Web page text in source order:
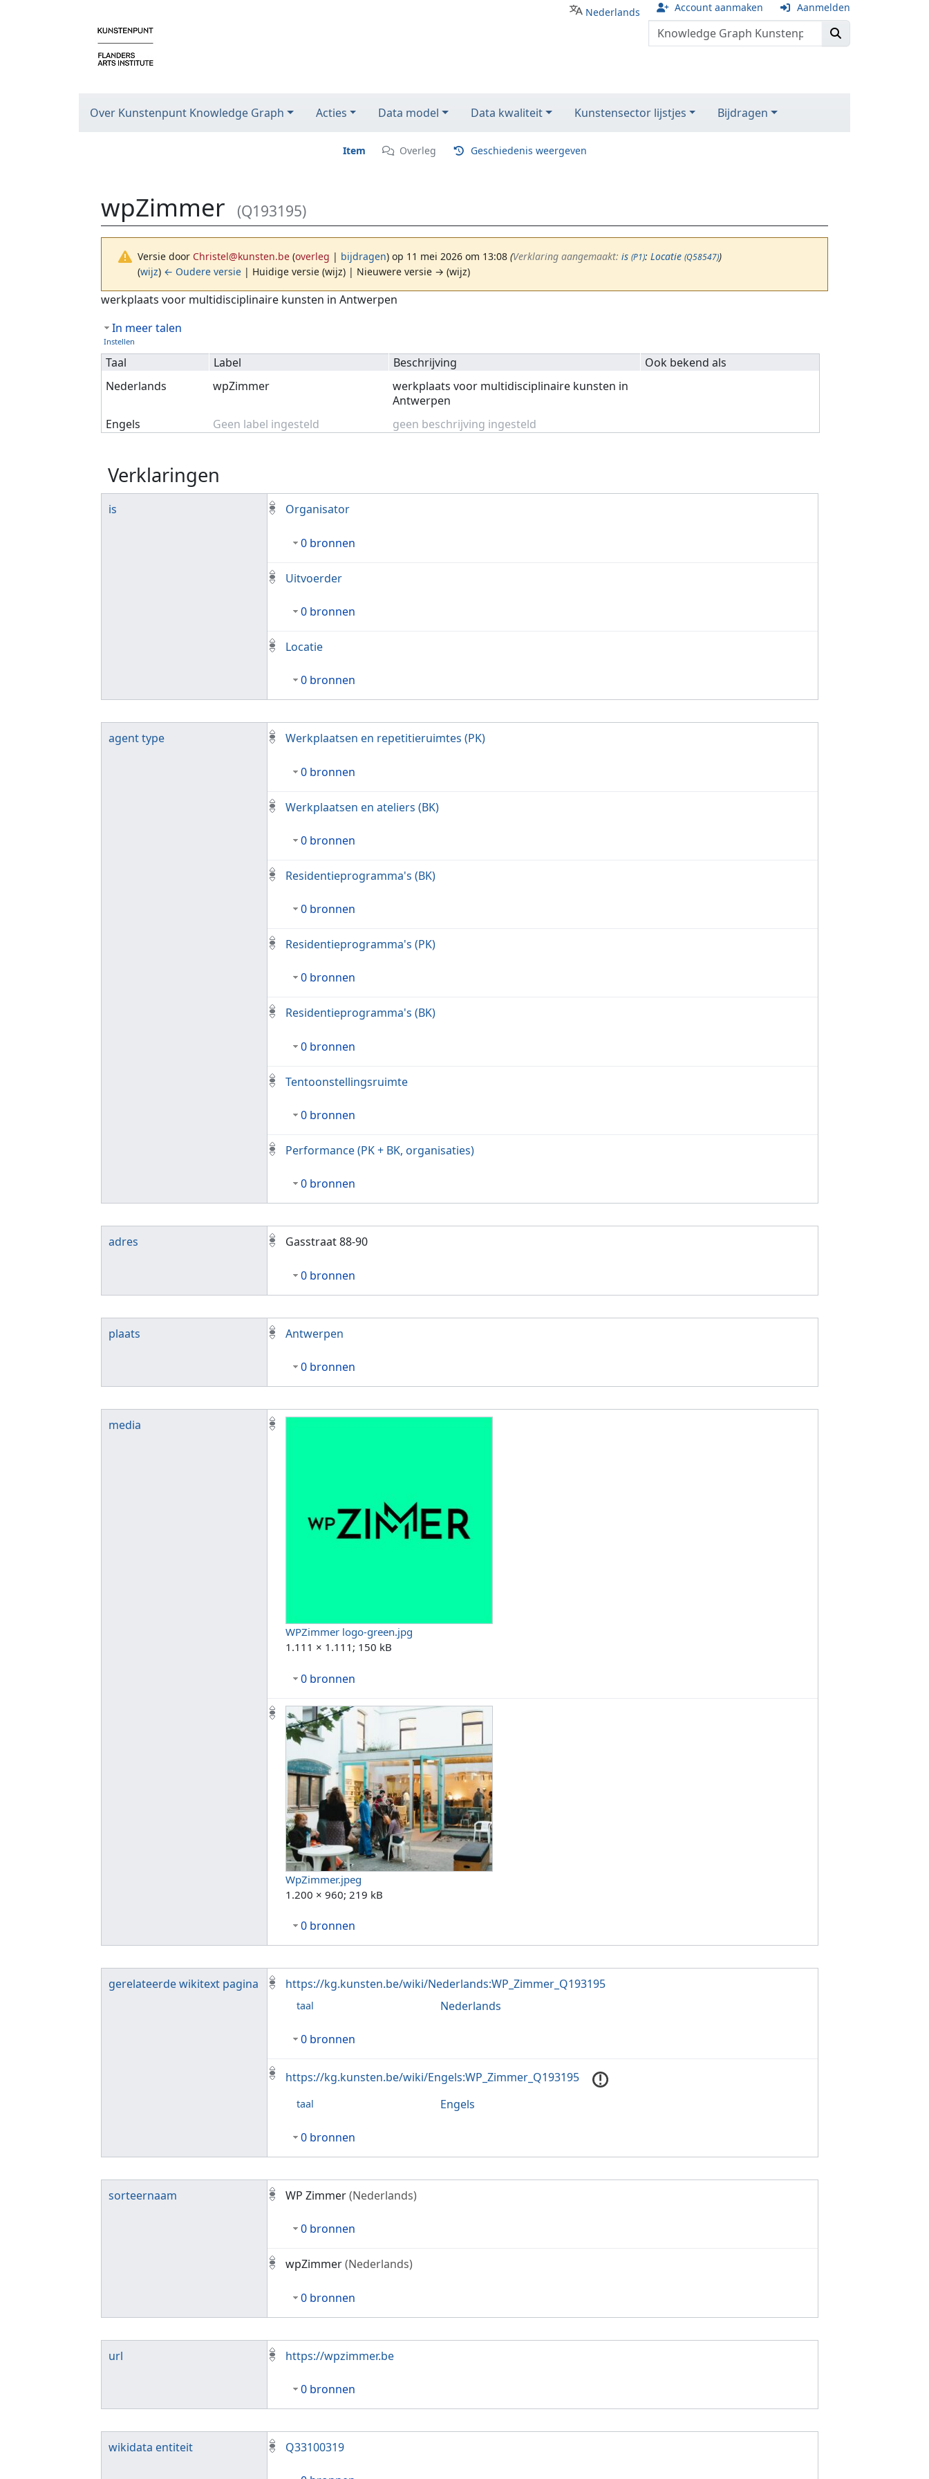
Nederlands Account aanmaken Aanmelden
Over Kunstenpunt Knowledge Graph Acties Data model Data kwaliteit Kunstensector lijstjes Bijdragen
Item Overleg Geschiedenis weergeven
wpZimmer (Q193195)
Versie door Christel@kunsten.be (overleg | bijdragen) op 11 mei 2026 om 13:08 (‎Verklaring aangemaakt: is (P1): Locatie (Q58547))
(wijz) ← Oudere versie | Huidige versie (wijz) | Nieuwere versie → (wijz)
Ga naar:navigatie,zoeken
werkplaats voor multidisciplinaire kunsten in Antwerpen
In meer talen
Instellen
Taal Label Beschrijving
Ook bekend als
Nederlands
wpZimmer
werkplaats voor multidisciplinaire kunsten in
Antwerpen
Engels
Geen label ingesteld geen beschrijving ingesteld
Verklaringen
is Organisator
0 bronnen
Uitvoerder
0 bronnen
Locatie
0 bronnen
agent type Werkplaatsen en repetitieruimtes (PK)
0 bronnen
Werkplaatsen en ateliers (BK)
0 bronnen
Residentieprogramma's (BK)
0 bronnen
Residentieprogramma's (PK)
0 bronnen
Residentieprogramma's (BK)
0 bronnen
Tentoonstellingsruimte
0 bronnen
Performance (PK + BK, organisaties)
0 bronnen
adres Gasstraat 88-90
0 bronnen
plaats Antwerpen
0 bronnen
media
WPZimmer logo-green.jpg
1.111 × 1.111; 150 kB
0 bronnen
WpZimmer.jpeg
1.200 × 960; 219 kB
0 bronnen
gerelateerde wikitext pagina https://kg.kunsten.be/wiki/Nederlands:WP_Zimmer_Q193195
taal Nederlands
0 bronnen
https://kg.kunsten.be/wiki/Engels:WP_Zimmer_Q193195
taal Engels
0 bronnen
sorteernaam WP Zimmer(Nederlands)
0 bronnen
wpZimmer(Nederlands)
0 bronnen
url https://wpzimmer.be
0 bronnen
wikidata entiteit Q33100319